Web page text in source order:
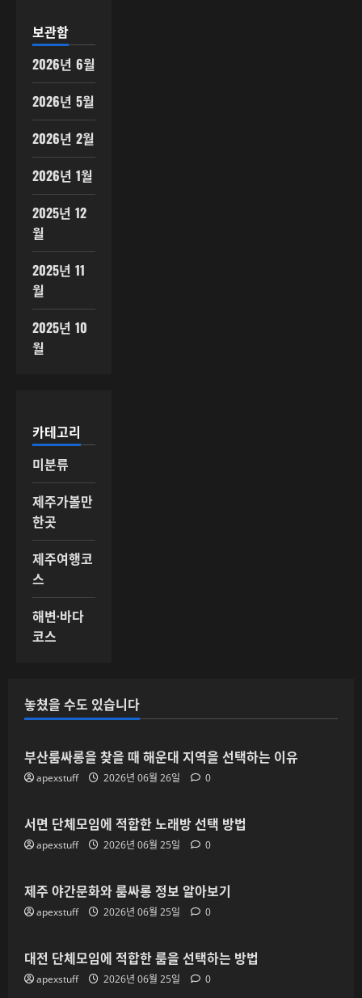
보관함
2026년 6월
2026년 5월
2026년 2월
2026년 1월
2025년 12
월
2025년 11
월
2025년 10
월
카테고리
미분류
제주가볼만
한곳
제주여행코
스
해변·바다
코스
놓쳤을 수도 있습니다
부산룸싸롱을 찾을 때 해운대 지역을 선택하는 이유
apexstuff 2026년 06월 26일 0
서면 단체모임에 적합한 노래방 선택 방법
apexstuff 2026년 06월 25일 0
제주 야간문화와 룸싸롱 정보 알아보기
apexstuff 2026년 06월 25일 0
대전 단체모임에 적합한 룸을 선택하는 방법
apexstuff 2026년 06월 25일 0